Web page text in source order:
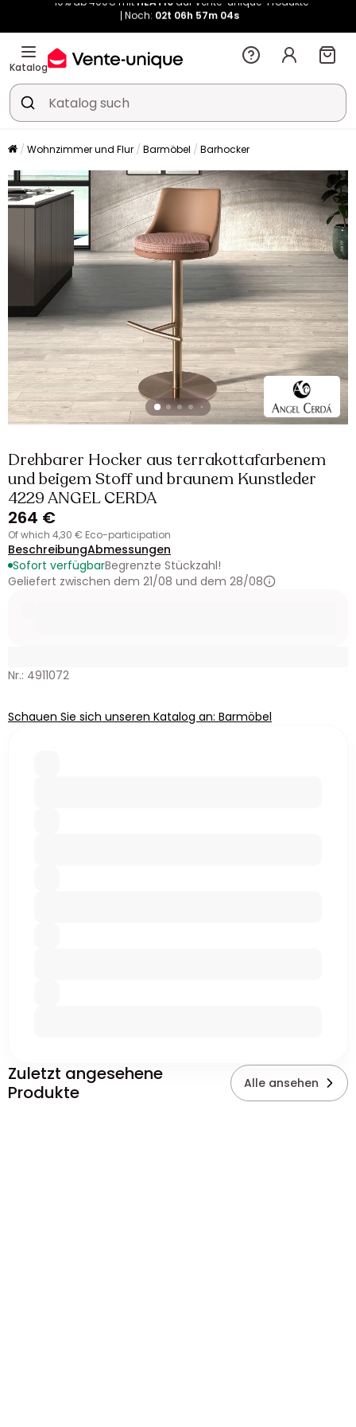
Kauf-unique wird zu Vente-unique - Gleicher Shop, neuer Name!
-10% ab 400€ mitHEAT10auf Vente-unique-Produkte
Noch:
Katalog
Wohnzimmer und Flur Barmöbel Barhocker
Drehbarer Hocker aus terrakottafarbenem
und beigem Stoff und braunem Kunstleder
4229 ANGEL CERDA
264 €
of which 4,30 € Eco-participation
BeschreibungAbmessungen
Sofort verfügbarBegrenzte Stückzahl!
Geliefert zwischen dem 21/08 und dem 28/08
Nr.: 4911072
Schauen Sie sich unseren Katalog an: Barmöbel
Zuletzt angesehene
Produkte
Alle ansehen